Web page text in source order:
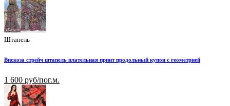
Штапель
Вискоза стрейч штапель плательная принт продольный купон с геометрией
1 600 руб/пог.м.